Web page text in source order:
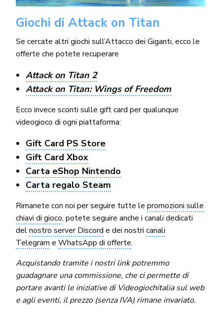
Giochi di Attack on Titan
Se cercate altri giochi sull’Attacco dei Giganti, ecco le
offerte che potete recuperare
Attack on Titan 2
Attack on Titan: Wings of Freedom
Ecco invece sconti sulle gift card per qualunque
videogioco di ogni piattaforma:
Gift Card PS Store
Gift Card Xbox
Carta eShop Nintendo
Carta regalo Steam
Rimanete con noi per seguire tutte lepromozioni sulle
chiavi di gioco, potete seguire anche i canali dedicati
delnostro server Discord e dei nostricanali
Telegram e WhatsApp di offerte.
Acquistando tramite i nostri link potremmo
guadagnare una commissione, che ci permette di
portare avanti le iniziative di Videogiochitalia sul web
e agli eventi, il prezzo (senza IVA) rimane invariato.